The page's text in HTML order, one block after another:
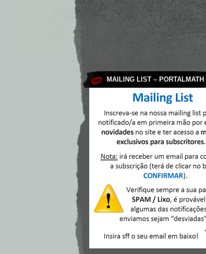
MAILING LIST – PORTALMATH